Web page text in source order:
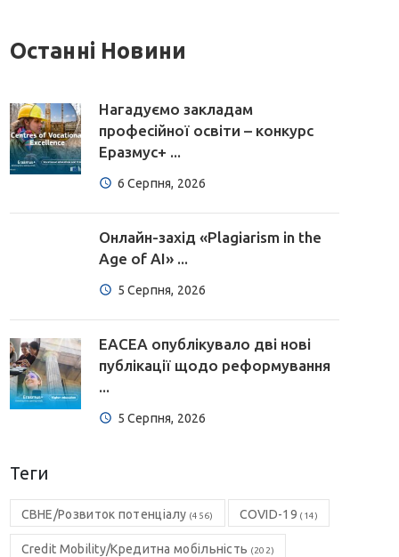
Останні Новини
Нагадуємо закладам
професійної освіти – конкурс
Еразмус+ ...
6 Серпня, 2026
Онлайн-захід «Plagiarism in the
Age of AI» ...
5 Серпня, 2026
EACEA опублікувало дві нові
публікації щодо реформування
...
5 Серпня, 2026
Теги
CBHE/Розвиток потенціалу (456) COVID-19 (14)
Credit Mobility/Кредитна мобільність (202)